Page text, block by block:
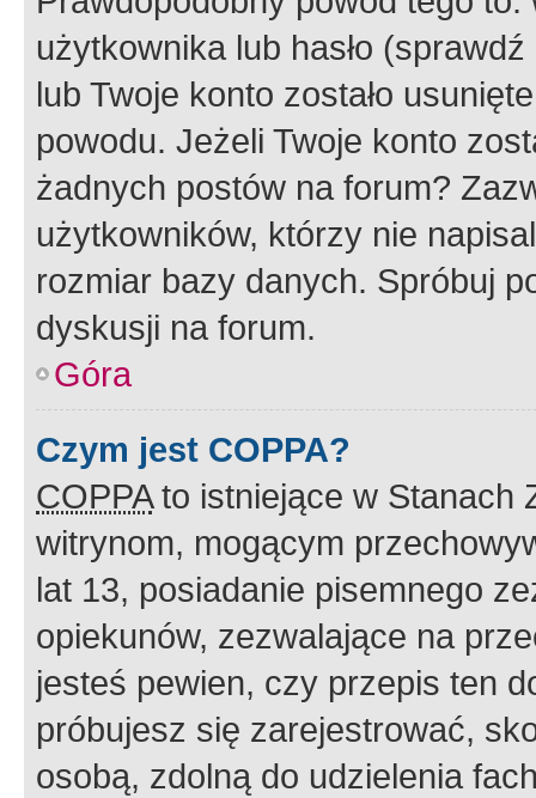
użytkownika lub hasło
lub Twoje konto zostało
powodu. Jeżeli Twoje konto
żadnych postów na forum?
użytkowników, którzy nie
rozmiar bazy danych. Spróbuj
dyskusji na forum.
Góra
Czym jest COPPA?
COPPAto istniejące w Stanach
witrynom, mogącym
lat 13, posiadanie pisemnego
opiekunów, zezwalające na
jesteś pewien, czy przepis ten
próbujesz się zarejestrować,
osobą, zdolną do udzielenia